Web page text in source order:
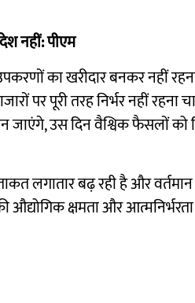
नहीं: पीएम
का खरीदार बनकर नहीं
पर पूरी तरह निर्भर नहीं रहना
जाएंगे, उस दिन वैश्विक फैसलों को
ताकत लगातार बढ़ रही है और
औद्योगिक क्षमता और